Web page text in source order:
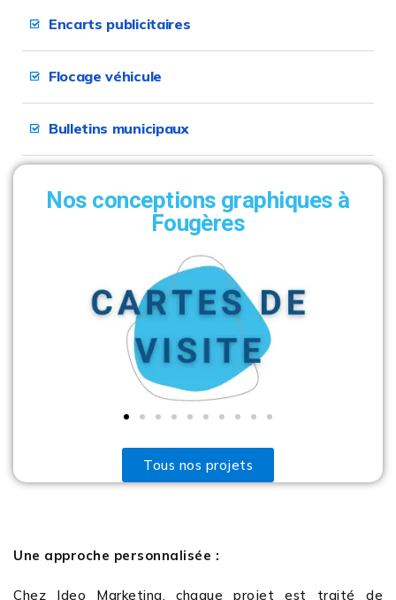
Encarts publicitaires
Flocage véhicule
Bulletins municipaux
Nos conceptions graphiques à
Fougères
Tous nos projets
Une approche personnalisée :
Chez Ideo Marketing, chaque projet est traité de